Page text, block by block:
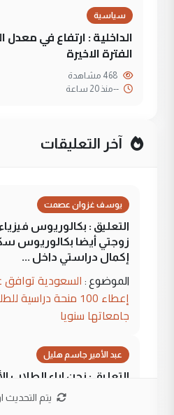
سياسية
الداخلية : ارتفاع في معدل
الفترة الاخيرة
--منذ 20 ساعة
آخر التعليقات
يوسف غزوان عصمت
التعليق : بكالوريوس
زوجتي أيضا بكالوريوس
إكمال دراستي داخل ...
الموضوع : السعودية توافق
إعطاء 100 منحة
جامعاتها سنويا
عبد الأمير جاسم هليل
التعليق : نحن اباء الطلاب
نتشرف بلقاء السيد احمد
يتم التحديث